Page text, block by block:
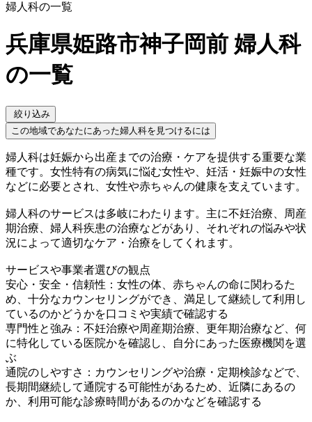
婦人科の一覧
兵庫県姫路市神子岡前 婦人科
の一覧
絞り込み
この地域であなたにあった婦人科を見つけるには
婦人科は妊娠から出産までの治療・ケアを提供する重要な業
種です。女性特有の病気に悩む女性や、妊活・妊娠中の女性
などに必要とされ、女性や赤ちゃんの健康を支えています。
婦人科のサービスは多岐にわたります。主に不妊治療、周産
期治療、婦人科疾患の治療などがあり、それぞれの悩みや状
況によって適切なケア・治療をしてくれます。
サービスや事業者選びの観点
安心・安全・信頼性：女性の体、赤ちゃんの命に関わるた
め、十分なカウンセリングができ、満足して継続して利用し
ているのかどうかを口コミや実績で確認する
専門性と強み：不妊治療や周産期治療、更年期治療など、何
に特化している医院かを確認し、自分にあった医療機関を選
ぶ
通院のしやすさ：カウンセリングや治療・定期検診などで、
長期間継続して通院する可能性があるため、近隣にあるの
か、利用可能な診療時間があるのかなどを確認する